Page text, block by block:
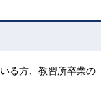
る方、教習所卒業の